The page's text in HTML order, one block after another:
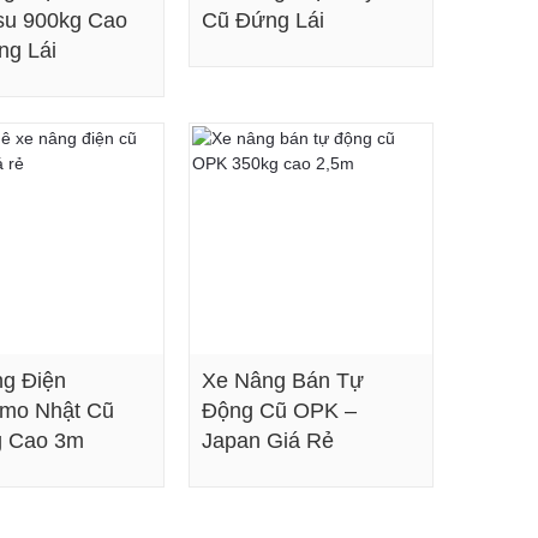
Xem chi tiết
900kg Cao
Lái
Cũ Đứng Lái
Xem chi tiết
Điện
Nhật Cũ
Cao 3m
Xem chi tiết
Xe Nâng Bán Tự
Động Cũ OPK –
Japan Giá Rẻ